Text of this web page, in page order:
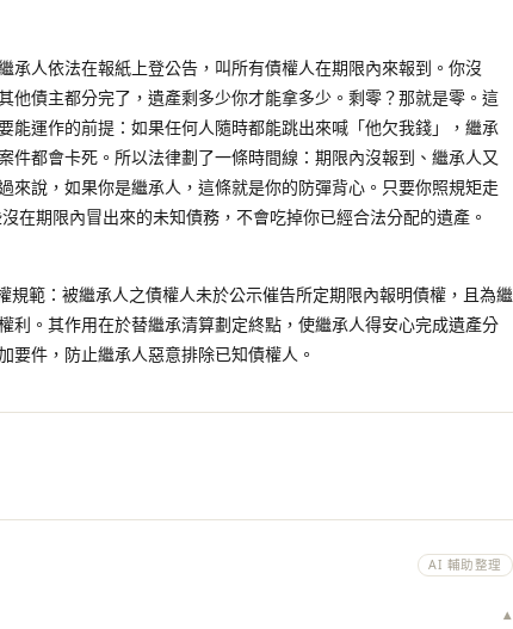
承人依法在報紙上登公告，叫所有債權人在期限內來報到。你沒
他債主都分完了，遺產剩多少你才能拿多少。剩零？那就是零。這
能運作的前提：如果任何人隨時都能跳出來喊「他欠我錢」，繼承
件都會卡死。所以法律劃了一條時間線：期限內沒報到、繼承人又
來說，如果你是繼承人，這條就是你的防彈背心。只要你照規矩走
在期限內冒出來的未知債務，不會吃掉你已經合法分配的遺產。
規範：被繼承人之債權人未於公示催告所定期限內報明債權，且為繼
利。其作用在於替繼承清算劃定終點，使繼承人得安心完成遺產分
要件，防止繼承人惡意排除已知債權人。
AI 輔助整理
▾